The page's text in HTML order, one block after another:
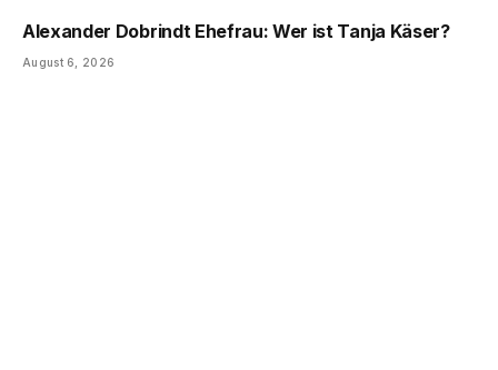
Alexander Dobrindt Ehefrau: Wer ist Tanja Käser?
August 6, 2026